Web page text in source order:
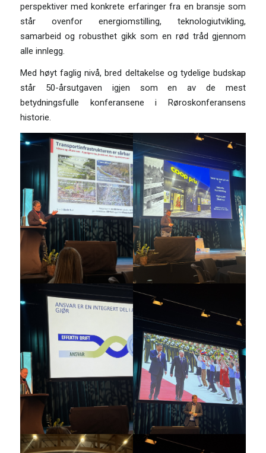
perspektiver med konkrete erfaringer fra en bransje som
står ovenfor energiomstilling, teknologiutvikling,
samarbeid og robusthet gikk som en rød tråd gjennom
alle innlegg.
Med høyt faglig nivå, bred deltakelse og tydelige budskap
står 50-årsutgaven igjen som en av de mest
betydningsfulle konferansene i Røroskonferansens
historie.